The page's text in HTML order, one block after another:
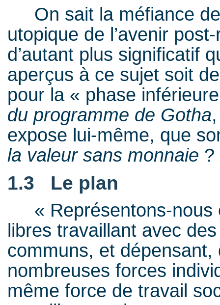
On sait la méfiance de
utopique de l’avenir
d’autant plus significatif
aperçus à ce sujet soit
pour la « phase
du programme de Gotha
expose lui-même, que
la valeur sans monnaie ?
1.3 Le plan
« Représentons-nous
libres travaillant avec
communs, et
nombreuses forces
même force de travail